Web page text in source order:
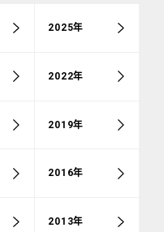
2025年
2022年
2019年
2016年
2013年